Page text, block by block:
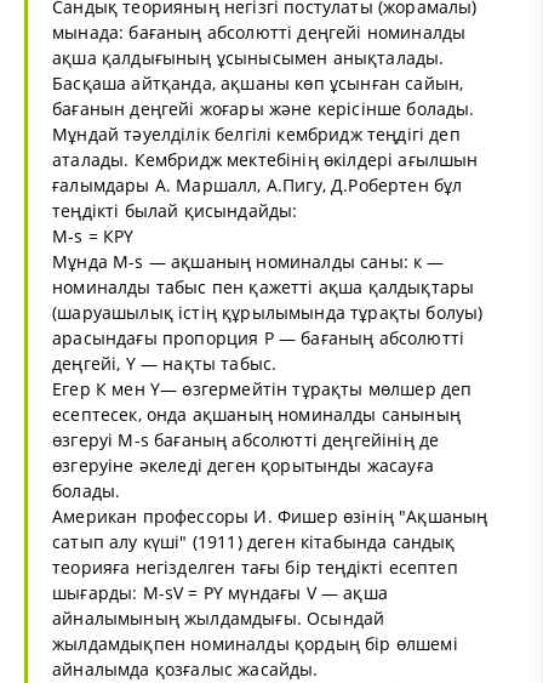
Сандық теорияның негізгі постулаты (жорамалы)
мынада: бағаның абсолютті деңгейі номиналды
ақша қалдығының ұсынысымен анықталады.
Басқаша айтқанда, ақшаны көп ұсынған сайын,
бағанын деңгейі жоғары және керісінше болады.
Мұндай тәуелділік белгілі кембридж теңдігі деп
аталады. Кембридж мектебінің өкілдері ағылшын
ғалымдары А. Маршалл, А.Пигу, Д.Робертен бұл
теңдікті былай қисындайды:
М-s = КРҮ
Мұнда М-s — ақшаның номиналды саны: к —
номиналды табыс пен қажетті ақша қалдықтары
(шаруашылық істің құрылымында тұрақты болуы)
арасындағы пропорция Р — бағаның абсолютті
деңгейі, Ү — нақты табыс.
Егер К мен Ү— өзгермейтін тұрақты мөлшер деп
есептесек, онда ақшаның номиналды санының
өзгеруі М-s бағаның абсолютті деңгейінің де
өзгеруіне әкеледі деген қорытынды жасауға
болады.
Американ профессоры И. Фишер өзінің "Ақшаның
сатып алу күші" (1911) деген кітабында сандық
теорияға негізделген тағы бір теңдікті есептеп
шығарды: М-sV = РҮ мүндағы V — ақша
айналымының жылдамдығы. Осындай
жылдамдықпен номиналды қордың бір өлшемі
айналымда қозғалыс жасайды.